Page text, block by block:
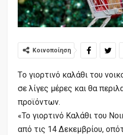
Κοινοποίηση
Tο γιορτινό καλάθι του
σε λίγες μέρες και θα
προϊόντων.
«Το γιορτινό Καλάθι του
από τις 14 Δεκεμβρίου,